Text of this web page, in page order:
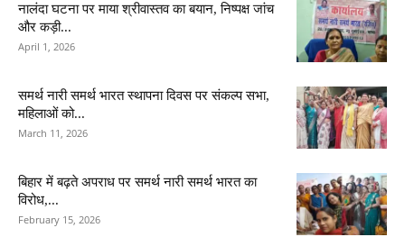
नालंदा घटना पर माया श्रीवास्तव का बयान, निष्पक्ष जांच
और कड़ी...
April 1, 2026
समर्थ नारी समर्थ भारत स्थापना दिवस पर संकल्प सभा,
महिलाओं को...
March 11, 2026
बिहार में बढ़ते अपराध पर समर्थ नारी समर्थ भारत का
विरोध,...
February 15, 2026